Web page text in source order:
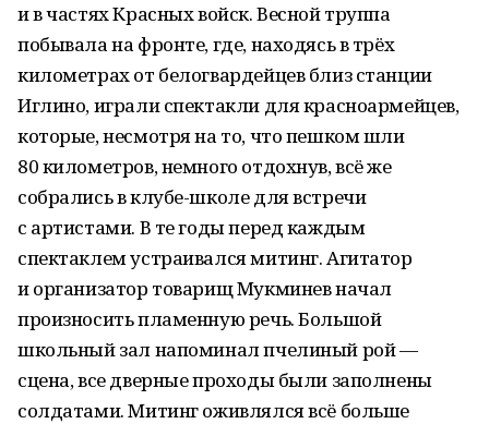
и в частях Красных войск. Весной труппа
побывала на фронте, где, находясь в трёх
километрах от белогвардейцев близ станции
Иглино, играли спектакли для красноармейцев,
которые, несмотря на то, что пешком шли
80 километров, немного отдохнув, всё же
собрались в клубе-школе для встречи
с артистами. В те годы перед каждым
спектаклем устраивался митинг. Агитатор
и организатор товарищ Мукминев начал
произносить пламенную речь. Большой
школьный зал напоминал пчелиный рой —
сцена, все дверные проходы были заполнены
солдатами. Митинг оживлялся всё больше